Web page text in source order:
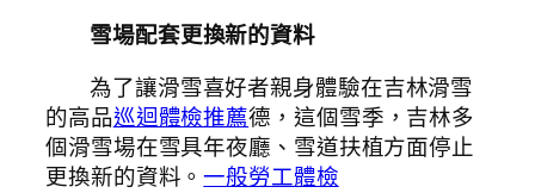
雪場配套更換新的資料
為了讓滑雪喜好者親身體驗在吉林滑雪
的高品巡迴體檢推薦德，這個雪季，吉林多
個滑雪場在雪具年夜廳、雪道扶植方面停止
更換新的資料。一般勞工體檢